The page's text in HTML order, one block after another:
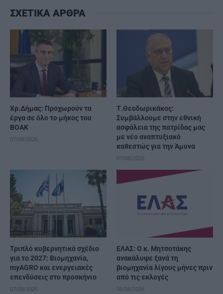
ΣΧΕΤΙΚΑ ΑΡΘΡΑ
Χρ.Δήμας: Προχωρούν τα
έργα σε όλο το μήκος του
ΒΟΑΚ
07/08/2026
Τ.Θεοδωρικάκος:
Συμβάλλουμε στην εθνική
ασφάλεια της πατρίδας μας
με νέο αναπτυξιακό
καθεστώς για την Άμυνα
07/08/2026
Τριπλό κυβερνητικό σχέδιο
για το 2027: Βιομηχανία,
myAGRO και ενεργειακές
επενδύσεις στο προσκήνιο
07/08/2026
ΕΛΑΣ: Ο κ. Μητσοτάκης
ανακάλυψε ξανά τη
βιομηχανία λίγους μήνες πριν
από τις εκλογές
06/08/2026